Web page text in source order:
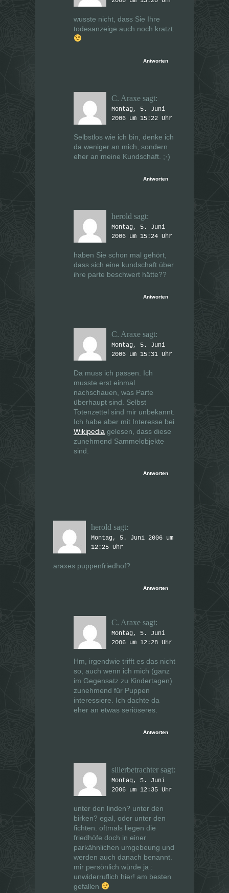
wusste nicht, dass Sie Ihre
todesanzeige auch noch kratzt.
Antworten
C. Araxe sagt:
Montag, 5. Juni
2006 um 15:22 Uhr
Selbstlos wie ich bin, denke ich
da weniger an mich, sondern
eher an meine Kundschaft. ;·)
Antworten
herold sagt:
Montag, 5. Juni
2006 um 15:24 Uhr
haben Sie schon mal gehört,
dass sich eine kundschaft über
ihre parte beschwert hätte??
Antworten
C. Araxe sagt:
Montag, 5. Juni
2006 um 15:31 Uhr
Da muss ich passen. Ich
musste erst einmal
nachschauen, was Parte
überhaupt sind. Selbst
Totenzettel sind mir unbekannt.
Ich habe aber mit Interesse bei
Wikipedia gelesen, dass diese
zunehmend Sammelobjekte
sind.
Antworten
herold sagt:
Montag, 5. Juni 2006 um
12:25 Uhr
araxes puppenfriedhof?
Antworten
C. Araxe sagt:
Montag, 5. Juni
2006 um 12:28 Uhr
Hm, irgendwie trifft es das nicht
so, auch wenn ich mich (ganz
im Gegensatz zu Kindertagen)
zunehmend für Puppen
interessiere. Ich dachte da
eher an etwas seriöseres.
Antworten
sillerbetrachter sagt:
Montag, 5. Juni
2006 um 12:35 Uhr
unter den linden? unter den
birken? egal, oder unter den
fichten. oftmals liegen die
friedhöfe doch in einer
parkähnlichen umgebeung und
werden auch danach benannt.
mir persönlich würde ja :
unwiderruflich hier! am besten
gefallen